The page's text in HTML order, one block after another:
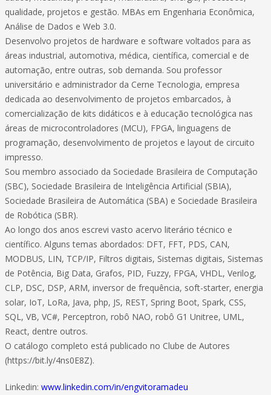
qualidade, projetos e gestão. MBAs em Engenharia Econômica,
Análise de Dados e Web 3.0.
Desenvolvo projetos de hardware e software voltados para as
áreas industrial, automotiva, médica, científica, comercial e de
automação, entre outras, sob demanda. Sou professor
universitário e administrador da Cerne Tecnologia, empresa
dedicada ao desenvolvimento de projetos embarcados, à
comercialização de kits didáticos e à educação tecnológica nas
áreas de microcontroladores (MCU), FPGA, linguagens de
programação, desenvolvimento de projetos e layout de circuito
impresso.
Sou membro associado da Sociedade Brasileira de Computação
(SBC), Sociedade Brasileira de Inteligência Artificial (SBIA),
Sociedade Brasileira de Automática (SBA) e Sociedade Brasileira
de Robótica (SBR).
Ao longo dos anos escrevi vasto acervo literário técnico e
científico. Alguns temas abordados: DFT, FFT, PDS, CAN,
MODBUS, LIN, TCP/IP, Filtros digitais, Sistemas digitais, Sistemas
de Potência, Big Data, Grafos, PID, Fuzzy, FPGA, VHDL, Verilog,
CLP, DSC, DSP, ARM, inversor de frequência, soft-starter, energia
solar, IoT, LoRa, Java, php, JS, REST, Spring Boot, Spark, CSS,
SQL, VB, VC#, Perceptron, robô NAO, robô G1 Unitree, UML,
React, dentre outros.
O catálogo completo está publicado no Clube de Autores
(https://bit.ly/4ns0E8Z).
Linkedin: www.linkedin.com/in/engvitoramadeu